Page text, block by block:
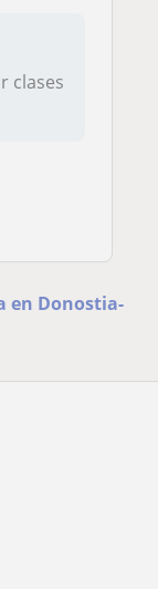
clases
en Donostia-